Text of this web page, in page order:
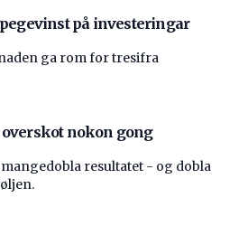
på investeringar
ga rom for tresifra
nokon gong
resultatet - og dobla